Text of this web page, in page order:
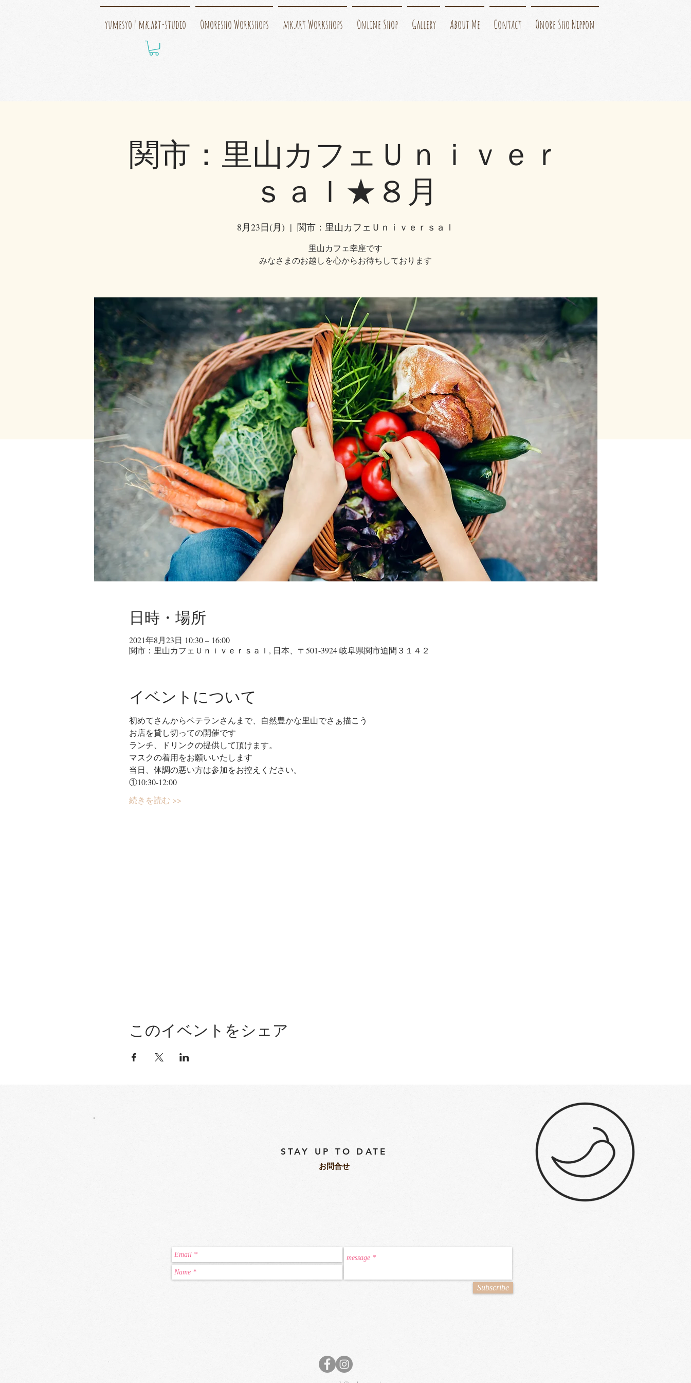
yumesyo | mk.art-studio Onoresho Workshops mk.art Workshops Online Shop Gallery About Me Contact Onore Sho Nippon
関市：里山カフェＵｎｉｖｅｒ
ｓａｌ★８月
8月23日(月)
  |
関市：里山カフェＵｎｉｖｅｒｓａｌ
里山カフェ幸座です
みなさまのお越しを心からお待ちしております
日時・場所
2021年8月23日 10:30 – 16:00
関市：里山カフェＵｎｉｖｅｒｓａｌ, 日本、〒501-3924 岐阜県関市迫間３１４２
イベントについて
初めてさんからベテランさんまで、自然豊かな里山でさぁ描こう
お店を貸し切っての開催です
ランチ、ドリンクの提供して頂けます。
マスクの着用をお願いいたします
当日、体調の悪い方は参加をお控えください。
①10:30-12:00
続きを読む >>
このイベントをシェア
STAY UP TO DATE
​お問合せ
Subscribe